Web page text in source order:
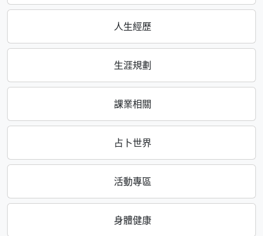
人生經歷
生涯規劃
課業相關
占卜世界
活動專區
身體健康